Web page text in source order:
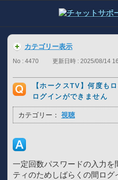
カテゴリー表示
No : 4470 更新日時 : 2025/08/14
【ホークスTV】何度も
ログインができません
カテゴリー： 視聴
一定回数パスワードの入力を
ティのためしばらくの間ログ